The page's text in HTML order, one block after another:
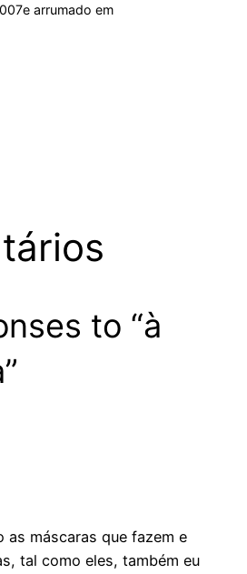
e arrumado em
to “à
as máscaras que fazem e
tal como eles, também eu